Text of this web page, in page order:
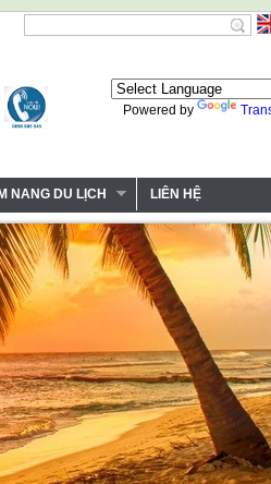
Powered by
NANG DU LỊCH LIÊN HỆ